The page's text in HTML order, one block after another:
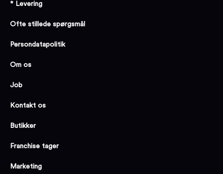
* Levering
Ofte stillede spørgsmål
Persondatapolitik
Om os
Job
Kontakt os
Butikker
Franchise tager
Marketing